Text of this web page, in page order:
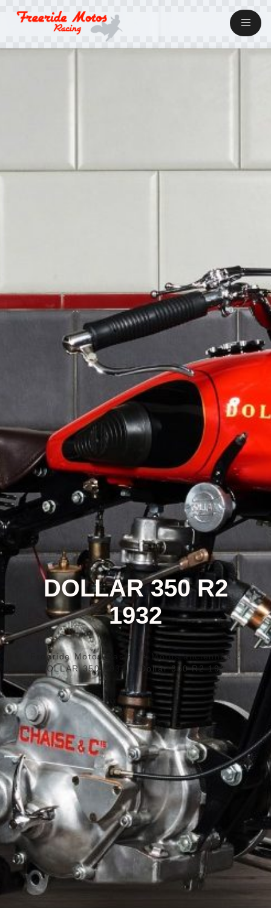
DOLLAR 350 R2
1932
Freeride Motos Racing > Motos anciennes
>
DOLLAR 350 1932> Dollar 350 R2 1932